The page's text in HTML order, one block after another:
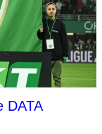
DATA